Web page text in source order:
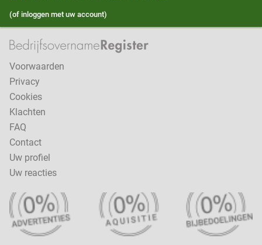
(of inloggen met uw account)
Voorwaarden
Privacy
Cookies
Klachten
FAQ
Contact
Uw profiel
Uw reacties